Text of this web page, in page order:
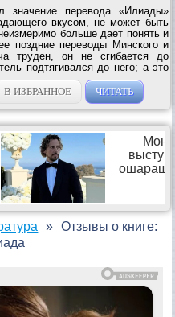
перевода «Илиады»
вкусом, не может быть
больше дает понять и
поздние переводы Минского и
труден, он не сгибается до
подтягивался до него; а это
кто преподавал античную
В ИЗБРАННОЕ ЧИТАТЬ
Отзывы о книге: